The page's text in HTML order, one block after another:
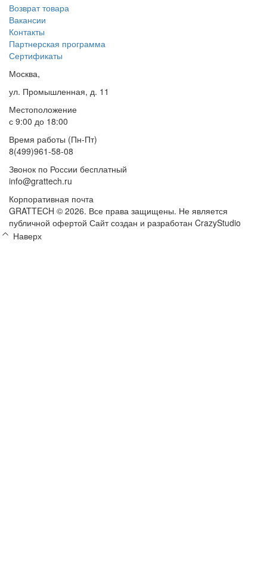
Возврат товара
Вакансии
Контакты
Партнерская программа
Сертификаты
Москва,
ул. Промышленная, д. 11
Местоположение
с 9:00 до 18:00
Время работы (Пн-Пт)
8(499)961-58-08
Звонок по России бесплатный
info@grattech.ru
Корпоративная почта
GRATTECH © 2026. Все права защищены. Не является
публичной офертой Сайт создан и разработан CrazyStudio
Наверх